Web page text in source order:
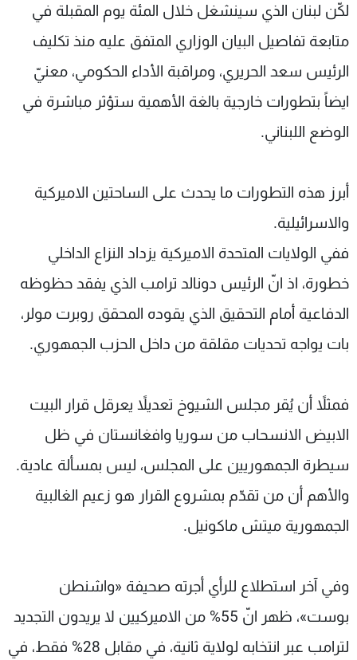
لكّن لبنان الذي سينشغل خلال المئة يوم المقبلة في
متابعة تفاصيل البيان الوزاري المتفق عليه منذ تكليف
الرئيس سعد الحريري، ومراقبة الأداء الحكومي، معنيّ
ايضاً بتطورات خارجية بالغة الأهمية ستؤثر مباشرة في
الوضع اللبناني.
أبرز هذه التطورات ما يحدث على الساحتين الاميركية
والاسرائيلية.
ففي الولايات المتحدة الاميركية يزداد النزاع الداخلي
خطورة، اذ انّ الرئيس دونالد ترامب الذي يفقد حظوظه
الدفاعية أمام التحقيق الذي يقوده المحقق روبرت مولر،
بات يواجه تحديات مقلقة من داخل الحزب الجمهوري.
فمثلاً أن يُقر مجلس الشيوخ تعديلاً يعرقل قرار البيت
الابيض الانسحاب من سوريا وافغانستان في ظل
سيطرة الجمهوريين على المجلس، ليس بمسألة عادية.
والأهم أن من تقدّم بمشروع القرار هو زعيم الغالبية
الجمهورية ميتش ماكونيل.
وفي آخر استطلاع للرأي أجرته صحيفة «واشنطن
بوست»، ظهر انّ 55% من الاميركيين لا يريدون التجديد
لترامب عبر انتخابه لولاية ثانية، في مقابل 28% فقط، في